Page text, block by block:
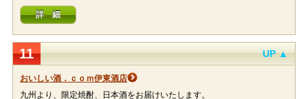
詳 細
11 UP ▲
おいしい酒．ｃｏｍ伊東酒店
九州より、限定焼酎、日本酒をお届けいたします。